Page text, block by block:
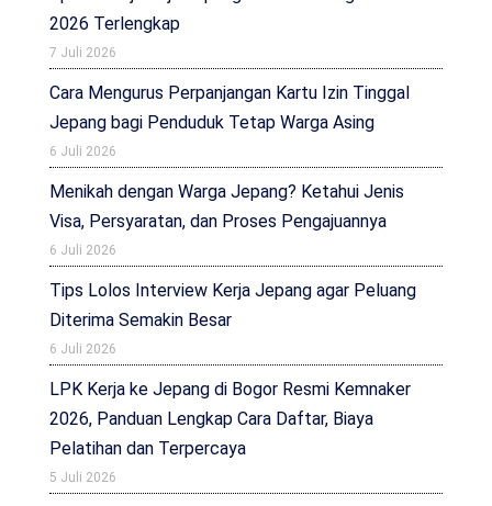
2026 Terlengkap
7 Juli 2026
Cara Mengurus Perpanjangan Kartu Izin Tinggal
Jepang bagi Penduduk Tetap Warga Asing
6 Juli 2026
Menikah dengan Warga Jepang? Ketahui Jenis
Visa, Persyaratan, dan Proses Pengajuannya
6 Juli 2026
Tips Lolos Interview Kerja Jepang agar Peluang
Diterima Semakin Besar
6 Juli 2026
LPK Kerja ke Jepang di Bogor Resmi Kemnaker
2026, Panduan Lengkap Cara Daftar, Biaya
Pelatihan dan Terpercaya
5 Juli 2026